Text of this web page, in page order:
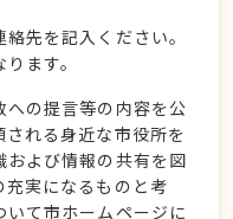
先を記入ください。
ます。
の提言等の内容を公
れる身近な市役所を
および情報の共有を図
実になるものと考
て市ホームページに